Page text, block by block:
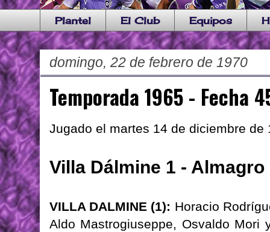
Plantel El Club Equipos
domingo, 22 de febrero de 1970
Temporada 1965 - Fecha
Jugado el martes 14 de diciembre de
Villa Dálmine 1 - Almagro
VILLA DALMINE (1): Horacio
Aldo Mastrogiuseppe, Osvaldo Mori